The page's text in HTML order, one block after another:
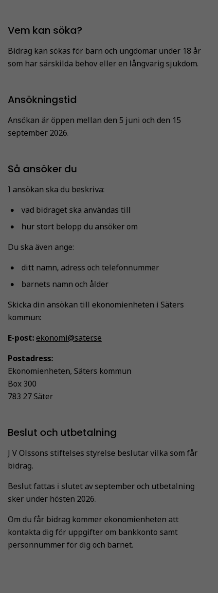
Vem kan söka?
Bidrag kan sökas för barn och ungdomar under 18 år
som har särskilda behov eller en långvarig sjukdom.
Ansökningstid
Ansökan är öppen mellan den 5 juni och den 15
september 2026.
Så ansöker du
I ansökan ska du beskriva:
vad bidraget ska användas till
hur stort belopp du ansöker om
Du ska även ange:
ditt namn, adress och telefonnummer
barnets namn och ålder
Skicka din ansökan till ekonomienheten i Säters
kommun:
E-post:ekonomi@sater.se
Postadress:
Ekonomienheten, Säters kommun
Box 300
783 27 Säter
Beslut och utbetalning
J V Olssons stiftelses styrelse beslutar vilka som får
bidrag.
Beslut fattas i slutet av september och utbetalning
sker under hösten 2026.
Om du får bidrag kommer ekonomienheten att
kontakta dig för uppgifter om bankkonto samt
personnummer för dig och barnet.